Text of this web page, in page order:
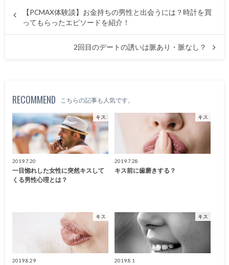
【PCMAX体験談】お金持ちの男性と出会うには？時計を買
ってもらったエピソードを紹介！
2回目のデートの誘いは脈あり・脈なし？
RECOMMEND こちらの記事も人気です。
キス
2019.7.20
一目惚れした女性に突然キスして
くる男性心理とは？
キス
2019.7.28
キス前に歯磨きする？
キス
2019.8.29
キス
2019.8.1